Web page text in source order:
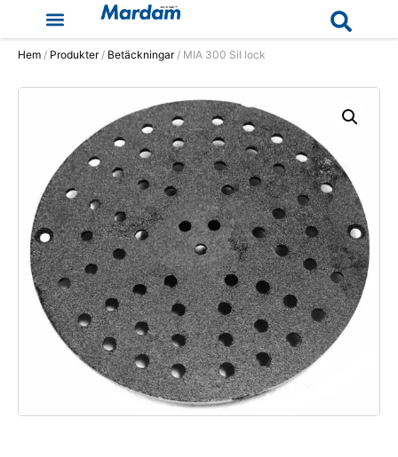
Hem / Produkter/ Betäckningar/ MIA 300 Sil lock